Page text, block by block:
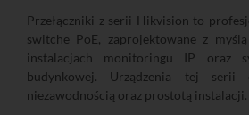
Przełączniki z serii Hikvision to
switche PoE, zaprojektowane z
instalacjach monitoringu IP oraz
budynkowej. Urządzenia tej serii
niezawodnością oraz prostotą instalacji.